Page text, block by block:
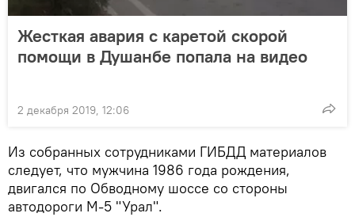
Жесткая авария с каретой скорой
помощи в Душанбе попала на видео
2 декабря 2019, 12:06
Из собранных сотрудниками ГИБДД материалов
следует, что мужчина 1986 года рождения,
двигался по Обводному шоссе со стороны
автодороги М-5 "Урал".